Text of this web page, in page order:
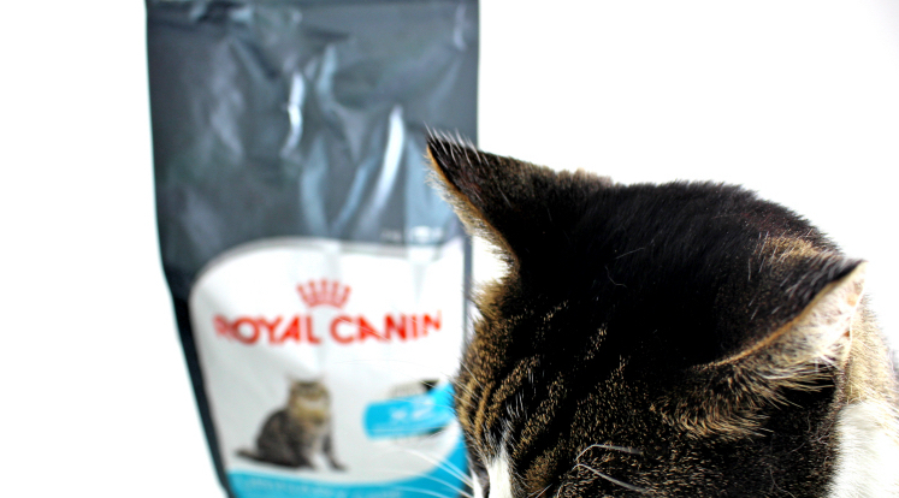
BÜCHER
CASHBACK
GESUNDHEIT & SPORT
HOME & LIFESTYLE
KAUTION
KATEGORIEN
FOOD & DRINKS
KIND & BABY
BEAUTY
REZEPTE
LIFESTYLE
TIERE
SPORT & FITNESS
TECHNIK
GEWINNSPIELE
HAUSHALTSGERÄTE
KAFFEEMASCHINEN & CO
FOTOS UND FOTOBÜCHER